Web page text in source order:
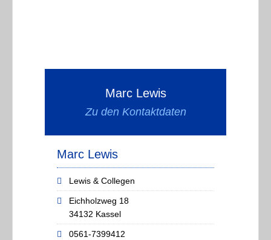
Marc Lewis
Zu den Kontaktdaten
Marc Lewis
Lewis & Collegen
Eichholzweg 18
34132 Kassel
0561-7399412